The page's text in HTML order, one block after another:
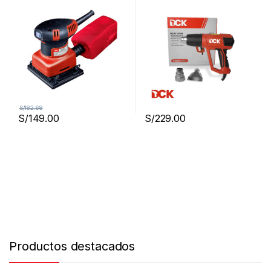
S/149.00
S/182.68
S/229.00
Productos destacados